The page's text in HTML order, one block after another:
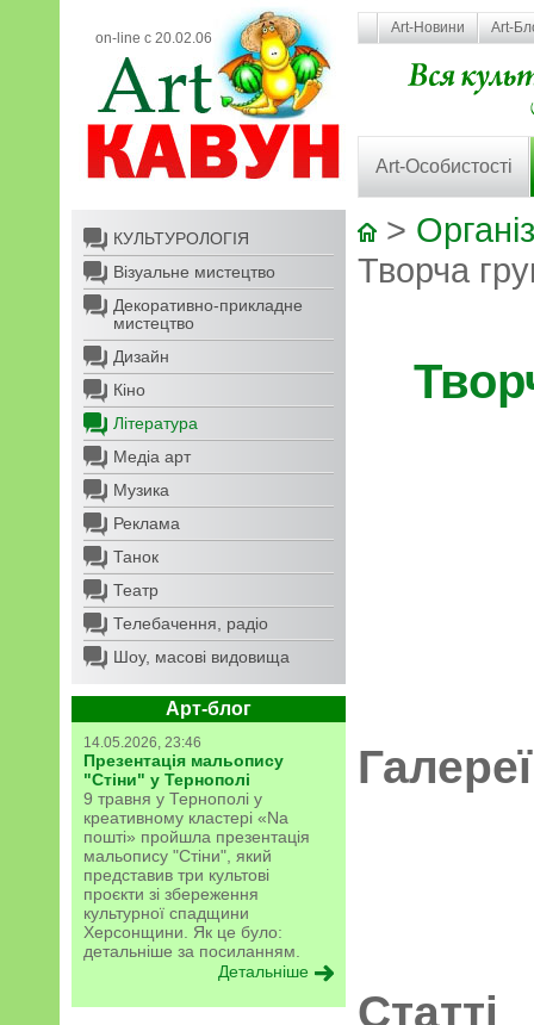
on-line с 20.02.06
Art-Новини Art-
Art-Особистості
КУЛЬТУРОЛОГІЯ
Візуальне мистецтво
Декоративно-прикладне
мистецтво
Дизайн
Кіно
Література
Медіа арт
Музика
Реклама
Танок
Театр
Телебачення, радіо
Шоу, масові видовища
Арт-блог
14.05.2026, 23:46
Презентація мальопису
"Стіни" у Тернополі
9 травня у Тернополі у
креативному кластері «Na
пошті» пройшла презентація
мальопису "Стіни", який
представив три культові
проєкти зі збереження
культурної спадщини
Херсонщини. Як це було:
детальніше за посиланням.
Детальніше
>
Творча
Галереї
Статті